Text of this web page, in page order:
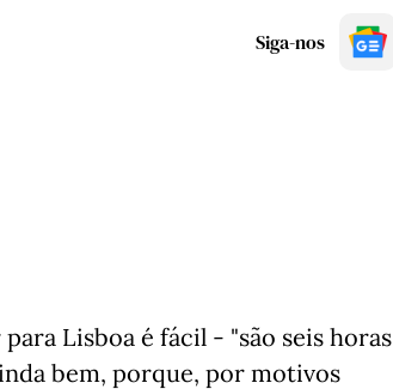
Siga-nos
Lisboa é fácil - "são seis horas
bem, porque, por motivos